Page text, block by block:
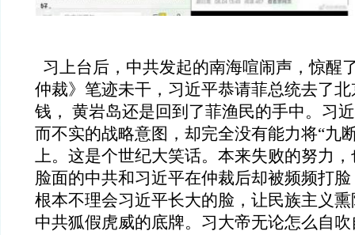
习上台后，中共发起的南海喧闹声，惊醒
仲裁》笔迹未干，习近平恭请菲总统去了
钱， 黄岩岛还是回到了菲渔民的手中。习
而不实的战略意图，却完全没有能力将“九
上。这是个世纪大笑话。本来失败的努力
脸面的中共和习近平在仲裁后却被频频打
根本不理会习近平长大的脸，让民族主义
中共狐假虎威的底牌。习大帝无论怎么自